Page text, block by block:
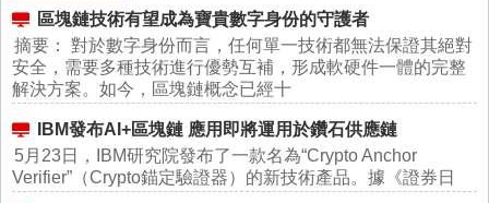
區塊鏈技術有望成為寶貴數字身份的守護者
摘要： 對於數字身份而言，任何單一技術都無法保證其絕對
安全，需要多種技術進行優勢互補，形成軟硬件一體的完整
解決方案。如今，區塊鏈概念已經十
IBM發布AI+區塊鏈 應用即將運用於鑽石供應鏈
5月23日，IBM研究院發布了一款名為“Crypto Anchor
Verifier”（Crypto錨定驗證器）的新技術產品。據《證券日